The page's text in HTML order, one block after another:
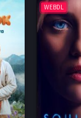
WEBDL